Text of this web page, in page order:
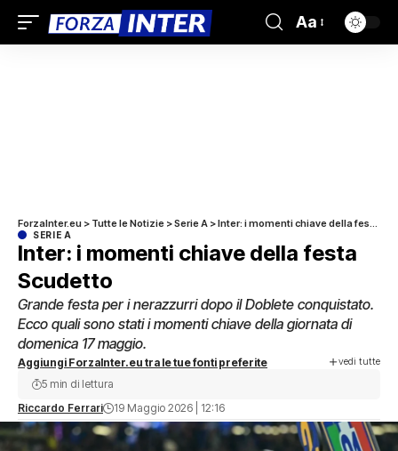
Aa
ForzaInter.eu > Tutte le Notizie >Serie A >Inter: i momenti chiave della festa Scudetto
SERIE A
Inter: i momenti chiave della festa
Scudetto
Grande festa per i nerazzurri dopo il Doblete conquistato.
Ecco quali sono stati i momenti chiave della giornata di
domenica 17 maggio.
Aggiungi ForzaInter.eu tra le tue fonti preferite vedi tutte
Riccardo Ferrari 19 Maggio 2026 | 12:16
5 min di lettura